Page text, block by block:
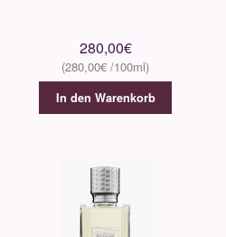
280,00€
280,00€
In den Warenkorb